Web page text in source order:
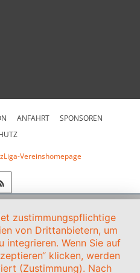
ANFAHRT
SPONSOREN
zLiga-Vereinshomepage
zustimmungspflichtige
von Drittanbietern, um
integrieren. Wenn Sie auf
klicken, werden
(Zustimmung). Nach